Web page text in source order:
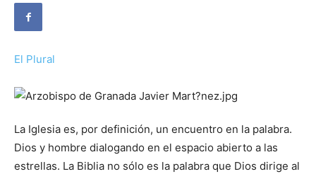
El Plural
La Iglesia es, por definición, un encuentro en la palabra.
Dios y hombre dialogando en el espacio abierto a las
estrellas. La Biblia no sólo es la palabra que Dios dirige al